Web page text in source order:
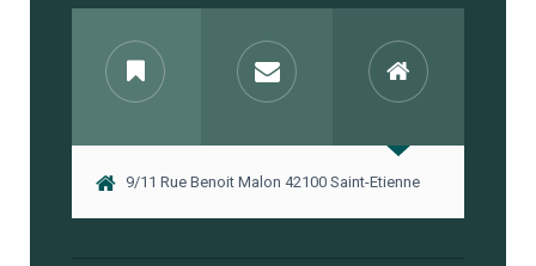
9/11 Rue Benoit Malon 42100 Saint-Etienne